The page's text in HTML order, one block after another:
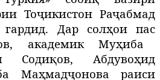
Тоҷикистон Раҷабмад
Дар солҳои пас
академик Муҳиба
Содиқов, Абдувоҳид
Маҳмадҷоновараиси